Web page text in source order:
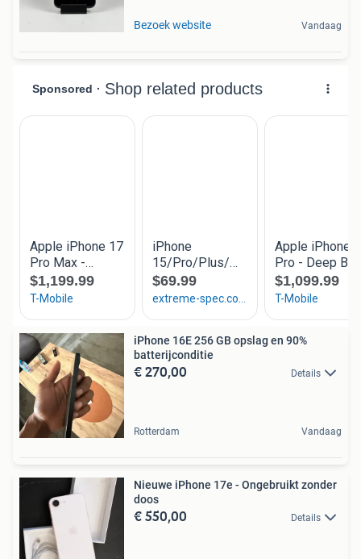
Bezoek website Vandaag
iPhone 16E 256 GB opslag en 90%
batterijconditie
€ 270,00 Details
Rotterdam Vandaag
Nieuwe iPhone 17e - Ongebruikt zonder
doos
€ 550,00 Details